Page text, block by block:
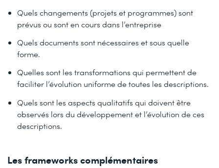
Quels changements (projets et programmes) sont
prévus ou sont en cours dans l’entreprise
Quels documents sont nécessaires et sous quelle
forme.
Quelles sont les transformations qui permettent de
faciliter l’évolution uniforme de toutes les descriptions.
Quels sont les aspects qualitatifs qui doivent être
observés lors du développement et l’évolution de ces
descriptions.
Les frameworks complémentaires